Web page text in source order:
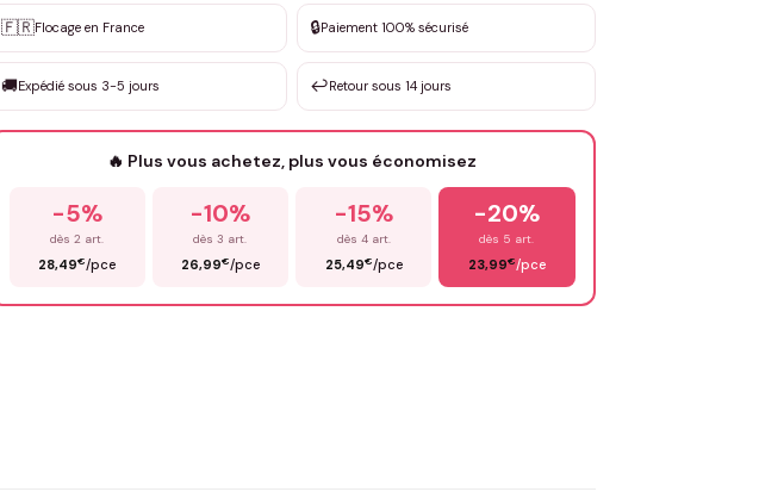
✨ Personnalisation sur mesure
DEVIS GRATUIT · Personnalisation de 3 à 10€ selon la demande
Que souhaitez-vous ?
🇫🇷Flocage en France 🔒Paiement 100% sécurisé
🚚Expédié sous 3-5 jours ↩️Retour sous 14 jours
🔥 Plus vous achetez, plus vous économisez
-5%
dès 2 art.
28,49€/pce
-10%
dès 3 art.
26,99€/pce
-15%
dès 4 art.
25,49€/pce
-20%
dès 5 art.
23,99€/pce